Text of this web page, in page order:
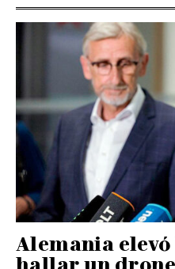
Alemania